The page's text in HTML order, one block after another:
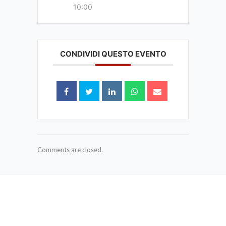
10:00
CONDIVIDI QUESTO EVENTO
Comments are closed.